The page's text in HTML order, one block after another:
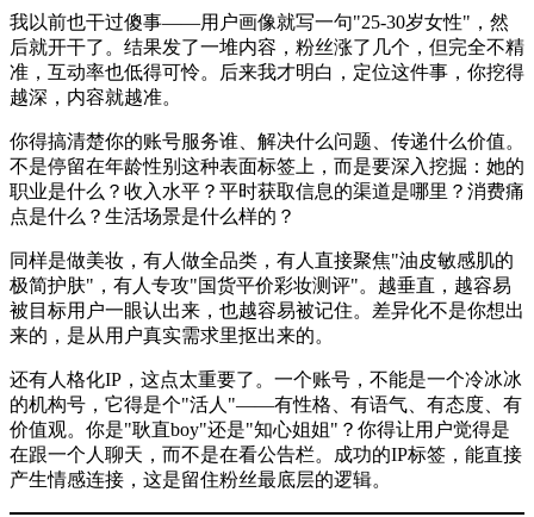
我以前也干过傻事——用户画像就写一句"25-30岁女性"，然
后就开干了。结果发了一堆内容，粉丝涨了几个，但完全不精
准，互动率也低得可怜。后来我才明白，定位这件事，你挖得
越深，内容就越准。
你得搞清楚你的账号服务谁、解决什么问题、传递什么价值。
不是停留在年龄性别这种表面标签上，而是要深入挖掘：她的
职业是什么？收入水平？平时获取信息的渠道是哪里？消费痛
点是什么？生活场景是什么样的？
同样是做美妆，有人做全品类，有人直接聚焦"油皮敏感肌的
极简护肤"，有人专攻"国货平价彩妆测评"。越垂直，越容易
被目标用户一眼认出来，也越容易被记住。差异化不是你想出
来的，是从用户真实需求里抠出来的。
还有人格化IP，这点太重要了。一个账号，不能是一个冷冰冰
的机构号，它得是个"活人"——有性格、有语气、有态度、有
价值观。你是"耿直boy"还是"知心姐姐"？你得让用户觉得是
在跟一个人聊天，而不是在看公告栏。成功的IP标签，能直接
产生情感连接，这是留住粉丝最底层的逻辑。